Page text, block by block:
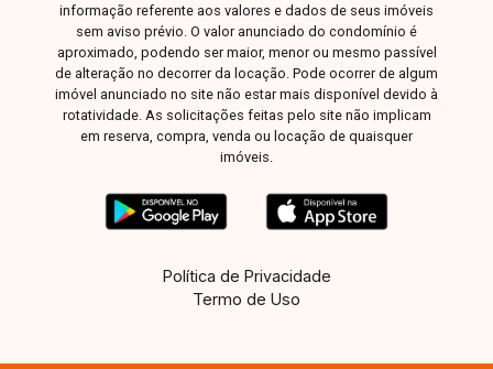
informação referente aos valores e dados de seus imóveis
sem aviso prévio. O valor anunciado do condomínio é
aproximado, podendo ser maior, menor ou mesmo passível
de alteração no decorrer da locação. Pode ocorrer de algum
imóvel anunciado no site não estar mais disponível devido à
rotatividade. As solicitações feitas pelo site não implicam
em reserva, compra, venda ou locação de quaisquer
imóveis.
Política de Privacidade
Termo de Uso